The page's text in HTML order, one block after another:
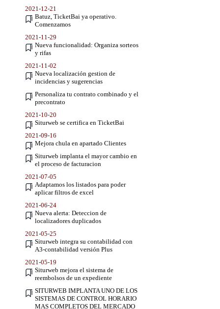
2021-12-21
Batuz, TicketBai ya operativo.
Comenzamos
2021-11-29
Nueva funcionalidad: Organiza sorteos
y rifas
2021-11-02
Nueva localización gestion de
incidencias y sugerencias
Personaliza tu contrato combinado y el
precontrato
2021-10-20
Siturweb se certifica en TicketBai
2021-09-16
Mejora chula en apartado Clientes
Siturweb implanta el mayor cambio en
el proceso de facturacion
2021-07-05
Adaptamos los listados para poder
aplicar filtros de excel
2021-06-24
Nueva alerta: Deteccion de
localizadores duplicados
2021-05-25
Siturweb integra su contabilidad con
A3-contabilidad versión Plus
2021-05-19
Siturweb mejora el sistema de
reembolsos de un expediente
SITURWEB IMPLANTA UNO DE LOS
SISTEMAS DE CONTROL HORARIO
MAS COMPLETOS DEL MERCADO